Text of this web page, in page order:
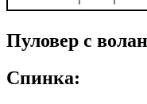
Пуловер с
Спинка: